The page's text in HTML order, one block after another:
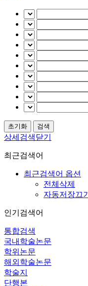
상세검색닫기
최근검색어
최근검색어 옵션
전체삭제
자동저장끄기
인기검색어
통합검색
국내학술논문
학위논문
해외학술논문
학술지
단행본